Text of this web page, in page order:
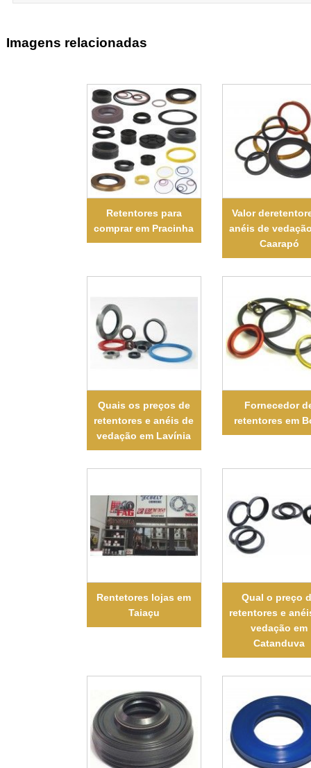
Imagens relacionadas
Retentores para
comprar em Pracinha
Valor
anéis de
Caarapó
Quais os preços de
retentores e anéis de
vedação em Lavínia
Fornecedor
retentores em
Rentetores lojas em
Taiaçu
Qual o preço
retentores e
vedação em
Catanduva